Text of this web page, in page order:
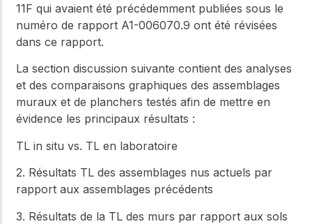
11F qui avaient été précédemment publiées sous le
numéro de rapport A1-006070.9 ont été révisées
dans ce rapport.
La section discussion suivante contient des analyses
et des comparaisons graphiques des assemblages
muraux et de planchers testés afin de mettre en
évidence les principaux résultats :
TL in situ vs. TL en laboratoire
2. Résultats TL des assemblages nus actuels par
rapport aux assemblages précédents
3. Résultats de la TL des murs par rapport aux sols